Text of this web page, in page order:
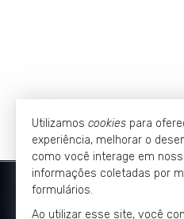
KLEVERSON
Utilizamos cookies para
experiência, melhorar o
como você interage em
informações coletadas por
formulários.
Ao utilizar esse site, você